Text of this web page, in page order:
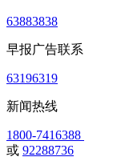
63883838
早报广告联系
63196319
新闻热线
1800-7416388
或 92288736